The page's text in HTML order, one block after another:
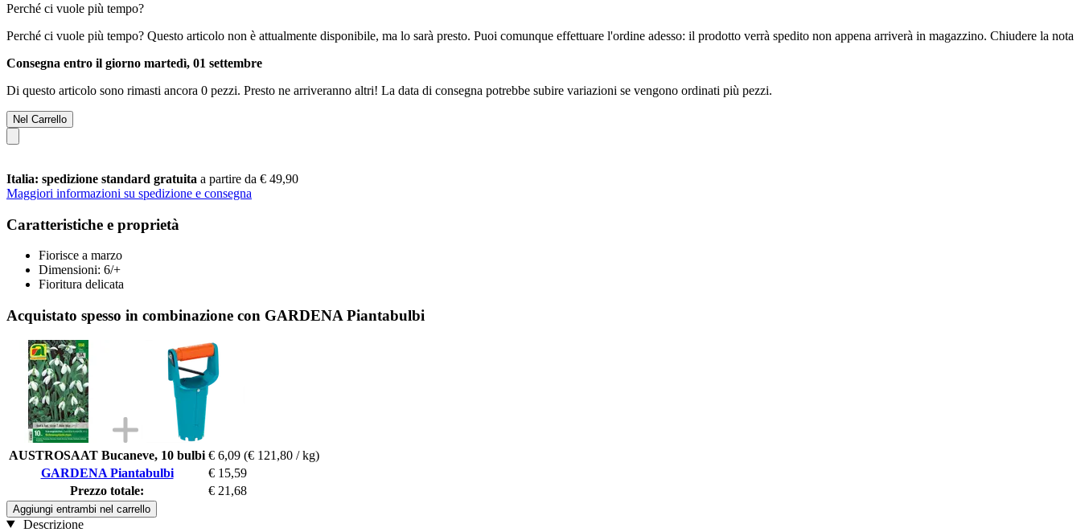
Perché ci vuole più tempo?
Perché ci vuole più tempo? Questo articolo non è attualmente disponibile, ma lo sarà presto. Puoi comunque effettuare l'ordine adesso: il prodotto verrà spedito non appena arriverà in magazzino. Chiudere la nota
Consegna entro il giorno martedì, 01 settembre
Di questo articolo sono rimasti ancora 0 pezzi. Presto ne arriveranno altri! La data di consegna potrebbe subire variazioni se vengono ordinati più pezzi.
Nel Carrello
Italia: spedizione standard gratuita a partire da € 49,90
Maggiori informazioni su spedizione e consegna
Caratteristiche e proprietà
Fiorisce a marzo
Dimensioni: 6/+
Fioritura delicata
Acquistato spesso in combinazione con GARDENA Piantabulbi
AUSTROSAAT Bucaneve, 10 bulbi € 6,09 (€ 121,80 / kg)
GARDENA Piantabulbi
€ 15,59
Prezzo totale:
€ 21,68
Aggiungi entrambi nel carrello
Descrizione